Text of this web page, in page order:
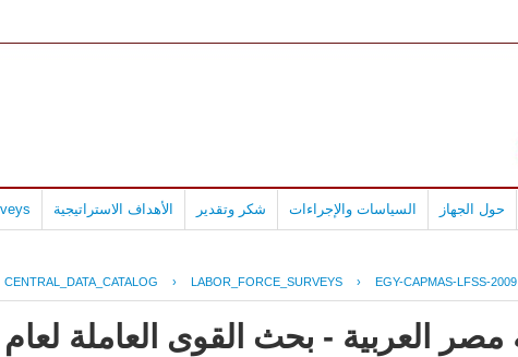
حول الجهاز السياسات والإجراءات شكر وتقدير الأهداف الاستراتيجية
CENTRAL_DATA_CATALOG › LABOR_FORCE_SURVEYS › EGY-CAPMAS-LFSS-2009